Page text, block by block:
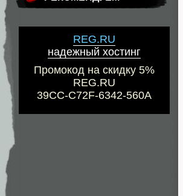
REG.RU
надежный хостинг
Промокод на скидку 5%
REG.RU
39CC-C72F-6342-560A